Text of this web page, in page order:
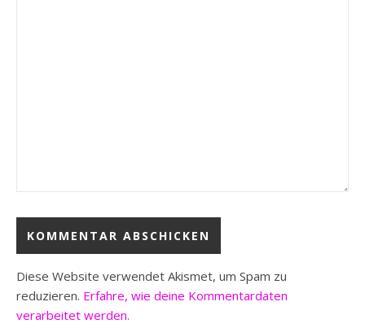
Diese Website verwendet Akismet, um Spam zu
reduzieren. Erfahre, wie deine Kommentardaten
verarbeitet werden.